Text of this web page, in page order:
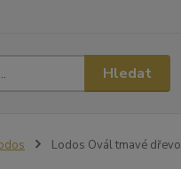
Hledat
Lodos Ovál tmavé dřevo